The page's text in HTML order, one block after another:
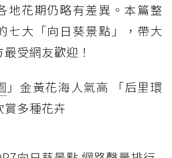
地花期仍略有差異。本篇整
七大「向日葵景點」，帶大
受網友歡迎！
」金黃花海人氣高 「后里環
多種花卉